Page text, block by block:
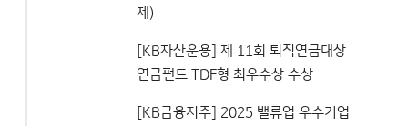
제)
[KB자산운용] 제 11회 퇴직연금대상
연금펀드 TDF형 최우수상 수상
[KB금융지주] 2025 밸류업 우수기업